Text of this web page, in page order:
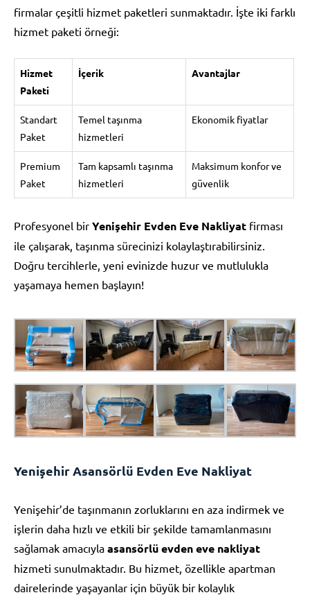
firmalar çeşitli hizmet paketleri sunmaktadır. İşte iki farklı
hizmet paketi örneği:
Hizmet
Paketi
İçerik Avantajlar
Standart
Paket
Temel taşınma
hizmetleri
Ekonomik fiyatlar
Premium
Paket
Tam kapsamlı taşınma
hizmetleri
Maksimum konfor ve
güvenlik
Profesyonel bir Yenişehir Evden Eve Nakliyat firması
ile çalışarak, taşınma sürecinizi kolaylaştırabilirsiniz.
Doğru tercihlerle, yeni evinizde huzur ve mutlulukla
yaşamaya hemen başlayın!
Yenişehir Asansörlü Evden Eve Nakliyat
Yenişehir’de taşınmanın zorluklarını en aza indirmek ve
işlerin daha hızlı ve etkili bir şekilde tamamlanmasını
sağlamak amacıyla asansörlü evden eve nakliyat
hizmeti sunulmaktadır. Bu hizmet, özellikle apartman
dairelerinde yaşayanlar için büyük bir kolaylık